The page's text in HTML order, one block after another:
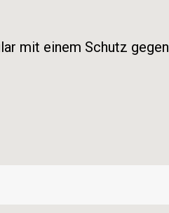
mit einem Schutz gegen